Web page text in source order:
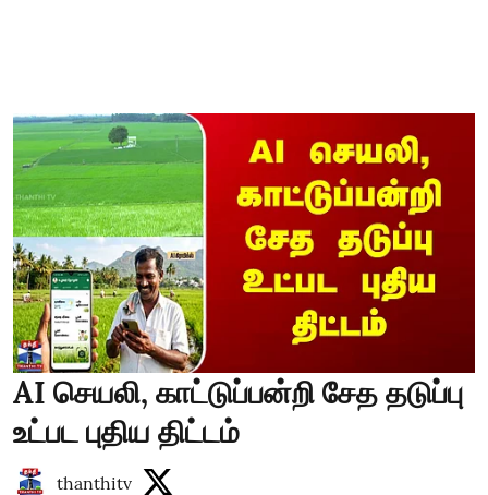
AI செயலி, காட்டுப்பன்றி சேத தடுப்பு
உட்பட புதிய திட்டம்
thanthitv